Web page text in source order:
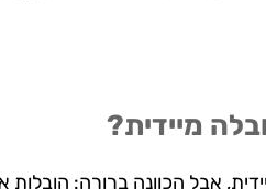
מיידית?
אבל הכוונה ברורה: